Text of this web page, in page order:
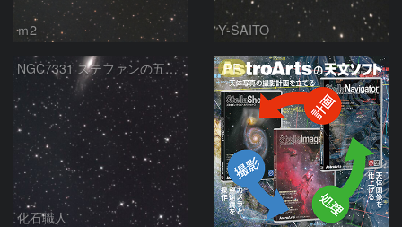
ｍ2 Y-SAITO
NGC7331 ステファンの五つ子銀河 ペガスス座
化石職人
PR